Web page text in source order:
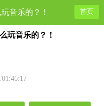
音乐的？！ 首页
玩音乐的？！